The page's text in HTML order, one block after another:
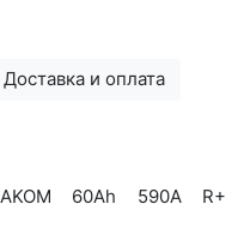
Доставка и оплата
AKOM 60Ah 590A R+